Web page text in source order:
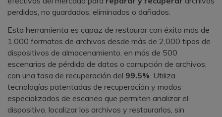
perdidos, no guardados, eliminados o dañados.
Esta herramienta es capaz de restaurar con éxito más de
1,000 formatos de archivos desde más de 2,000 tipos de
dispositivos de almacenamiento, en más de 500
escenarios de pérdida de datos o corrupción de archivos,
con una tasa de recuperación del 99.5%. Utiliza
tecnologías patentadas de recuperación y modos
especializados de escaneo que permiten analizar el
dispositivo, localizar los archivos y restaurarlos, sin